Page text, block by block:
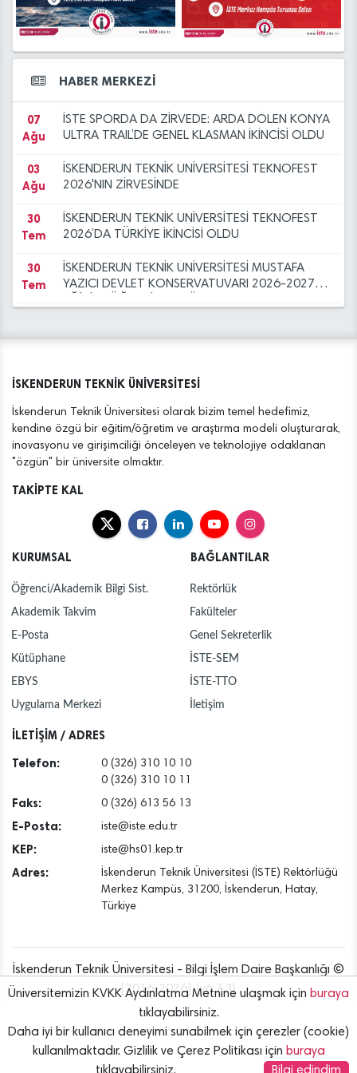
16
Tem
İSTE Öğretim Elemanı Alım İlanı (16.07.2026)
Tem
HABER MERKEZİ
29
Tem
İSKENDERUN TEKNİK ÜNİVERSİTESİ TEKNOFEST
2026 İNSANSIZ DENİZ ARACI FİNALİNDE
Ağu
07
Ağu
İSTE SPORDA DA ZİRVEDE: ARDA DÖLEN KONYA
ULTRA TRAIL’DE GENEL KLASMAN İKİNCİSİ OLDU
03
Ağu
İSKENDERUN TEKNİK ÜNİVERSİTESİ TEKNOFEST
2026'NIN ZİRVESİNDE
30
Tem
İSKENDERUN TEKNİK ÜNİVERSİTESİ TEKNOFEST
2026’DA TÜRKİYE İKİNCİSİ OLDU
30
Tem
İSKENDERUN TEKNİK ÜNİVERSİTESİ MUSTAFA
YAZICI DEVLET KONSERVATUVARI 2026-2027
Tem
2026 İNSANSIZ DENİZ ARACI FİNALİNDE
13
Ağu
İSTE AİLESİNE HOŞGELDİNİZ
07
Ağu
İSTE SPORDA DA ZİRVEDE: ARDA DÖLEN KONYA
İSKENDERUN TEKNİK ÜNİVERSİTESİ TEKNOFEST
2026'NIN ZİRVESİNDE
30
Tem
İSKENDERUN TEKNİK ÜNİVERSİTESİ TEKNOFEST
2026’DA TÜRKİYE İKİNCİSİ OLDU
30
Tem
İSKENDERUN TEKNİK ÜNİVERSİTESİ MUSTAFA
YAZICI DEVLET KONSERVATUVARI 2026-2027
30
Tem
İSKENDERUN TEKNİK ÜNİVERSİTESİ, MERSİN’DE
ADAY ÖĞRENCİLERİN TERCİH REHBERİ OLDU
29
Tem
İSKENDERUN TEKNİK ÜNİVERSİTESİ TEKNOFEST
2026 İNSANSIZ DENİZ ARACI FİNALİNDE
İSKENDERUN TEKNİK ÜNİVERSİTESİ
İskenderun Teknik Üniversitesi olarak bizim temel hedefimiz,
kendine özgü bir eğitim/öğretim ve araştırma modeli oluşturarak,
inovasyonu ve girişimciliği önceleyen ve teknolojiye odaklanan
"özgün" bir üniversite olmaktır.
TAKİPTE KAL
KURUMSAL
Öğrenci/Akademik Bilgi Sist.
Akademik Takvim
E-Posta
Kütüphane
EBYS
Uygulama Merkezi
BAĞLANTILAR
Rektörlük
Fakülteler
Genel Sekreterlik
İSTE-SEM
İSTE-TTO
İletişim
İLETİŞİM / ADRES
Telefon:
0 (326) 310 10 10
0 (326) 310 10 11
Faks: 0 (326) 613 56 13
E-Posta: iste@iste.edu.tr
KEP: iste@hs01.kep.tr
Adres:
İskenderun Teknik Üniversitesi (İSTE) Rektörlüğü
Merkez Kampüs, 31200, İskenderun, Hatay,
Türkiye
İskenderun Teknik Üniversitesi - Bilgi İşlem Daire Başkanlığı ©
[2016..2026] {v6.7.3}
Üniversitemizin KVKK Aydınlatma Metnine ulaşmak için buraya
tıklayabilirsiniz.
Daha iyi bir kullanıcı deneyimi sunabilmek için çerezler (cookie)
kullanılmaktadır. Gizlilik ve Çerez Politikası için buraya